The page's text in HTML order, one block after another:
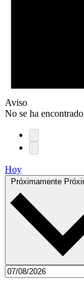
Aviso
No se ha
Hoy
Próximamente